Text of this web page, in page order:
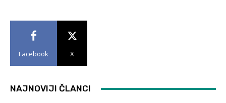
Facebook X
NAJNOVIJI ČLANCI